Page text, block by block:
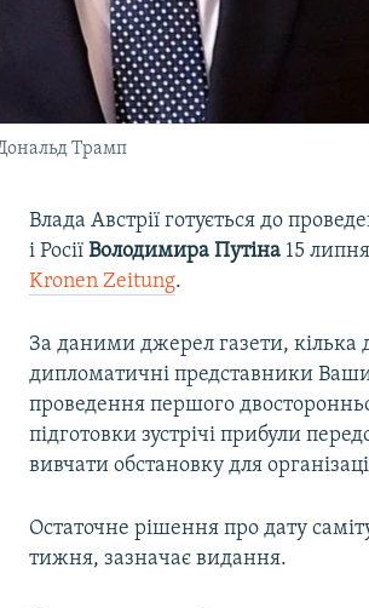
Трамп
Влада Австрії готується до
і РосіїВолодимира Путіна 15
Kronen Zeitung.
За даними джерел газети, кілька
дипломатичні представники
проведення першого
підготовки зустрічі прибули
вивчати обстановку для
Остаточне рішення про дату
тижня, зазначає видання.